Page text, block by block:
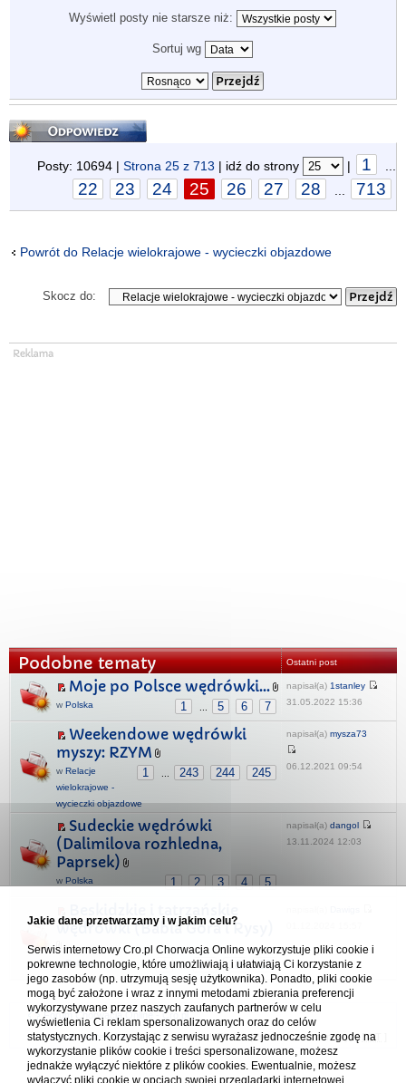
Wyświetl posty nie starsze niż:
Sortuj wg
Odpowiedz
Posty: 10694 | Strona 25 z 713 | idź do strony | 1
22 23 24 25 26 27 28 713
Powrót do Relacje wielokrajowe - wycieczki objazdowe
Skocz do:
Podobne tematy Ostatni post
Moje po Polsce wędrówki...
1 5 6 7
w Polska
napisał(a) 1stanley
31.05.2022 15:36
Weekendowe wędrówki
myszy: RZYM
1 243 244 245
w Relacje
wielokrajowe -
wycieczki objazdowe
napisał(a) mysza73
06.12.2021 09:54
Sudeckie wędrówki
(Dalimilova rozhledna,
Paprsek)
1 2 3 4 5
w Polska
napisał(a) dangol
13.11.2024 12:03
wędrówki (Babia Góra i Rysy)
1 ... 17 18 19
wPolska
Forum Chorwacja Online - Cro.pl
Usuń ciasteczka• Strefa czasowa: UTC + 1 (Polska - czas zimowy) [ DST
Jakie dane przetwarzamy i w jakim celu?
Serwis internetowy Cro.pl Chorwacja Online wykorzystuje pliki cookie i
pokrewne technologie, które umożliwiają i ułatwiają Ci korzystanie z
jego zasobów (np. utrzymują sesję użytkownika). Ponadto, pliki cookie
mogą być założone i wraz z innymi metodami zbierania preferencji
wykorzystywane przez naszych zaufanych partnerów w celu
wyświetlenia Ci reklam spersonalizowanych oraz do celów
statystycznych. Korzystając z serwisu wyrażasz jednocześnie zgodę na
wykorzystanie plików cookie i treści spersonalizowane, możesz
jednakże wyłączyć niektóre z plików cookies. Ewentualnie, możesz
wyłączyć pliki cookie w opcjach swojej przeglądarki internetowej.